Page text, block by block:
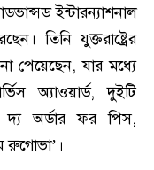
ইন্টারন্যাশনাল
তিনি যুক্তরাষ্ট্রের
পেয়েছেন, যার মধ্যে
অ্যাওয়ার্ড, দুইটি
দ্য অর্ডার ফর পিস,
রুগোভা’।